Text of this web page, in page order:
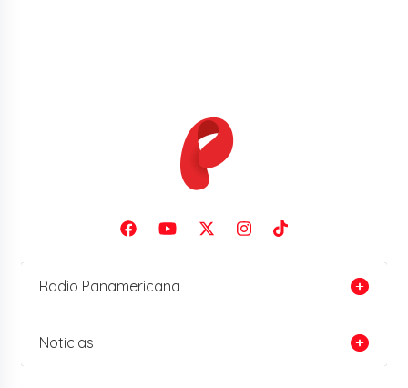
Radio Panamericana
Noticias